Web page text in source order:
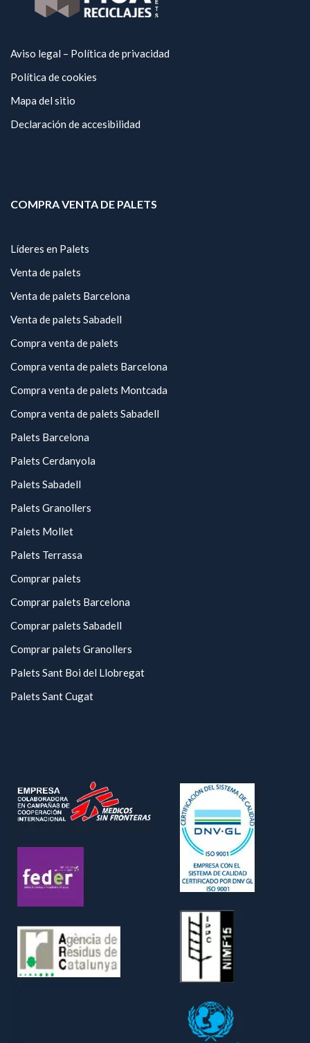
Aviso legal – Política de privacidad
Política de cookies
Mapa del sitio
Declaración de accesibilidad
COMPRA VENTA DE PALETS
Líderes en Palets
Venta de palets
Venta de palets Barcelona
Venta de palets Sabadell
Compra venta de palets
Compra venta de palets Barcelona
Compra venta de palets Montcada
Compra venta de palets Sabadell
Palets Barcelona
Palets Cerdanyola
Palets Sabadell
Palets Granollers
Palets Mollet
Palets Terrassa
Comprar palets
Comprar palets Barcelona
Comprar palets Sabadell
Comprar palets Granollers
Palets Sant Boi del Llobregat
Palets Sant Cugat